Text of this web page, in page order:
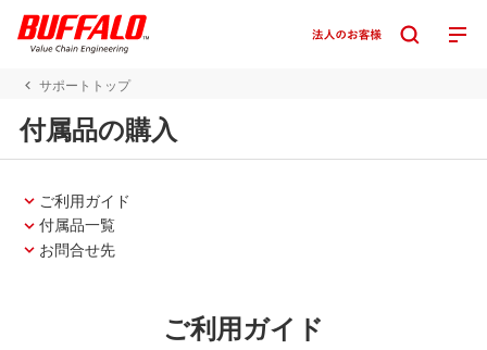
サポートトップ
付属品の購入
ご利用ガイド
付属品一覧
お問合せ先
ご利用ガイド